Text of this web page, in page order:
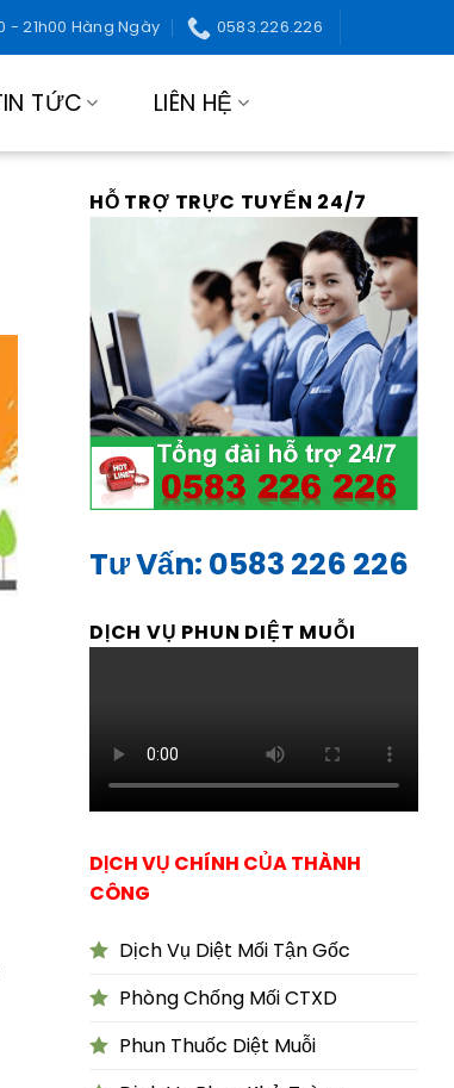
- 21h00 Hàng Ngày 0583.226.226
TỨC LIÊN HỆ
HỖ TRỢ TRỰC TUYẾN 24/7
Tư Vấn: 0583 226 226
DỊCH VỤ PHUN DIỆT MUỖI
DỊCH VỤ CHÍNH CỦA THÀNH
CÔNG
Dịch Vụ Diệt Mối Tận Gốc
Phòng Chống Mối CTXD
Phun Thuốc Diệt Muỗi